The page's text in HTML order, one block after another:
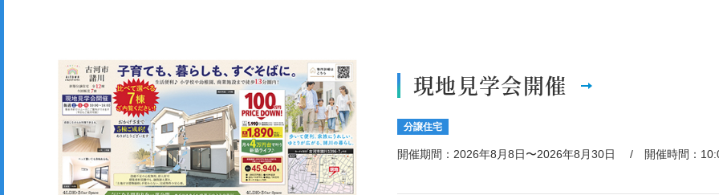
現地見学会開催
分譲住宅
開催期間：2026年8月8日〜2026年8月30日 開催時間：